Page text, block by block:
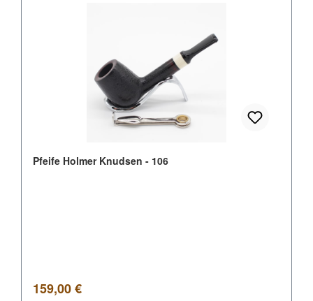
Pfeife Holmer Knudsen - 106
Regulärer Preis:
159,00 €